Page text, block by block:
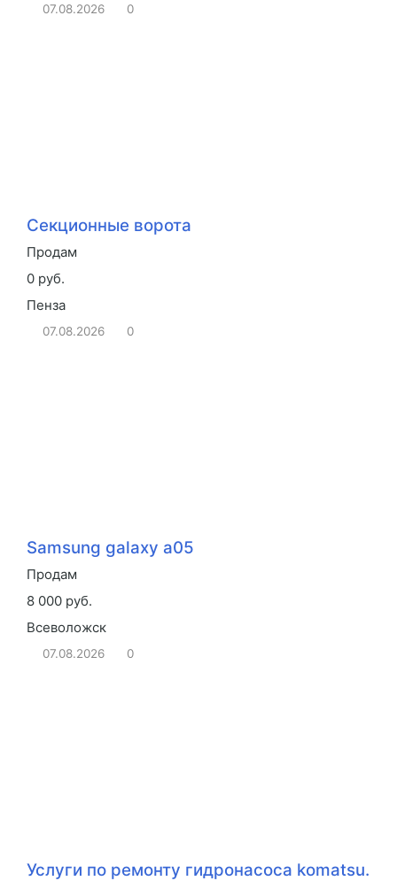
07.08.2026 0
Секционные ворота
Продам
0 руб.
Пенза
07.08.2026 0
Samsung galaxy a05
Продам
8 000 руб.
Всеволожск
07.08.2026 0
Услуги по ремонту гидронасоса komatsu.